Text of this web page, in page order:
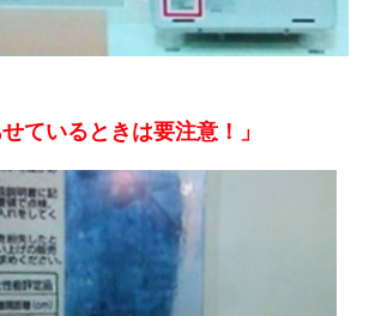
ているときは要注意！」